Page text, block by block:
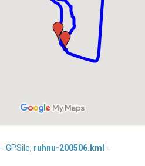
- GPSile, ruhnu-200506.kml -